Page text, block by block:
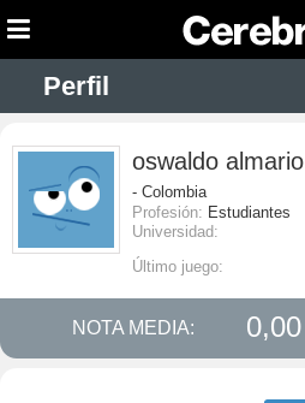
Perfil
oswaldo almario
- Colombia
Profesión: Estudiantes
Universidad:
Último juego:
NOTA MEDIA: 0,00